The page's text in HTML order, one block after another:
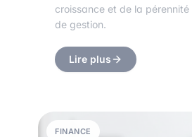
croissance et de la
de gestion.
Lire plus
FINANCE